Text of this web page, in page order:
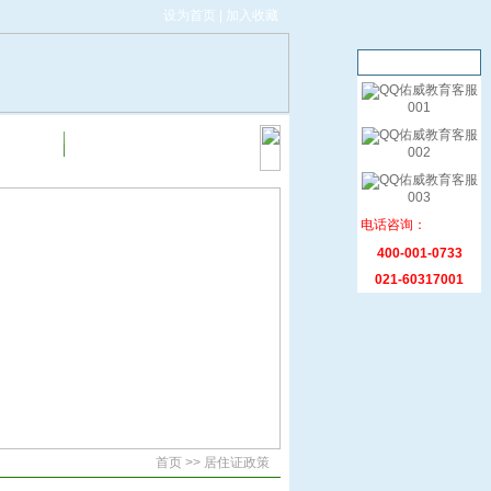
佑威教育客服
001
佑威教育客服
002
佑威教育客服
003
电话咨询：
400-001-0733
021-60317001
设为首页 加入收藏
首页 >> 居住证政策